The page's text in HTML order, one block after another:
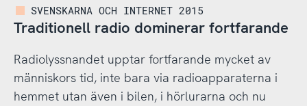
SVENSKARNA OCH INTERNET 2015
Traditionell radio dominerar fortfarande
Radiolyssnandet upptar fortfarande mycket av
människors tid, inte bara via radioapparaterna i
hemmet utan även i bilen, i hörlurarna och nu